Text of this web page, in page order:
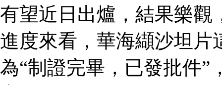
有望近日出爐，結果樂觀
進度來看，華海纈沙坦片
為“制證完畢，已發批件”